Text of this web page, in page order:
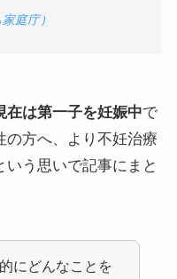
庭庁）
在は第一子を妊娠中で
の方へ、より不妊治療
いう思いで記事にまと
にどんなことを